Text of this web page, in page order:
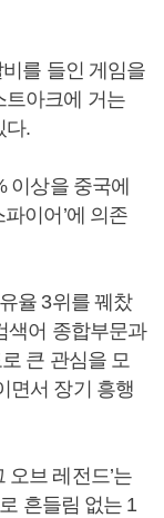
를 들인 게임을
트아크에 거는
다.
이상을 중국에
이어’에 의존
율 3위를 꿰찼
색어 종합부문과
큰 관심을 모
면서 장기 흥행
오브 레전드’는
흔들림 없는 1